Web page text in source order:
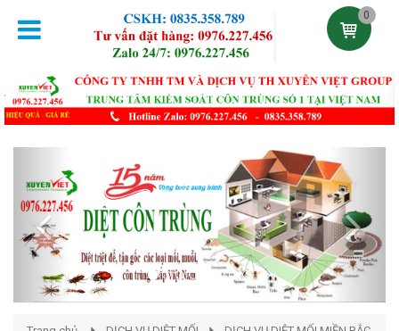
0
DỊCH VỤ DIỆT MỐI
DỊCH VỤ DIỆT MỐI MIỀN BẮC